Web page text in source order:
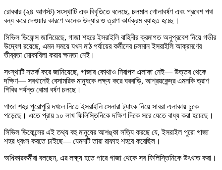
রোববার (২৪ আগস্ট) সংস্থাটি এক বিবৃতিতে বলেছে, চলমান গোলাবর্ষণ এবং প্রবেশ পথ
বন্ধ করে দেওয়ার কারণে অনেক উদ্ধার ও ত্রাণ কার্যক্রম ব্যাহত হচ্ছে।
সিভিল ডিফেন্স জানিয়েছে, গাজা শহরে ইসরাইলি বাহিনীর ক্রমাগত অনুপ্রবেশ নিয়ে গভীর
উদ্বেগ রয়েছে, এমন সময়ে যখন মাঠ পর্যায়ের কর্মীদের চলমান ইসরাইলি আক্রমণের
তীব্রতা মোকাবিলা করার ক্ষমতা নেই।
সংস্থাটি সতর্ক করে জানিয়েছে, গাজার কোথাও নিরাপদ এলাকা নেই— উত্তর থেকে
দক্ষিণ— সবখানেই বেসামরিক মানুষকে লক্ষ্য করে ঘরবাড়ি, আশ্রয়কেন্দ্র এমনকি ত্রাণ
শিবির পর্যন্ত বোমা বর্ষণ চলছে।
গাজা শহর পুরোপুরি দখলে নিতে ইসরাইলি সেনারা ট্যাংক নিয়ে সাবরা এলাকায় ঢুকে
পড়েছে। এতে প্রায় ১০ লাখ ফিলিস্তিনিকে দক্ষিণ দিকে সরে যেতে বাধ্য করা হয়েছে।
সিভিল ডিফেন্সের এই তথ্য বহু মানুষের আশঙ্কা সত্যি করছে যে, ইসরাইল পুরো গাজা
শহর ধ্বংস করতে চাইছে— যেমনটি তারা রাফাহ শহরে করেছিল।
অধিকারকর্মীরা বলছেন, এর লক্ষ্য হতে পারে গাজা থেকে সব ফিলিস্তিনিকে উৎখাত করা।